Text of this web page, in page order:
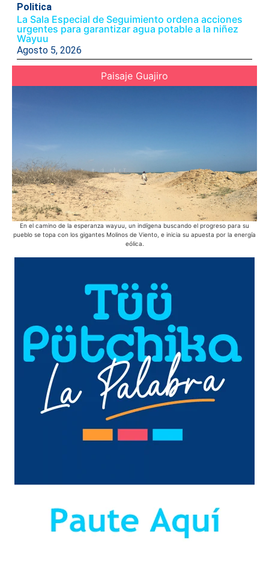
Politica
La Sala Especial de Seguimiento ordena acciones
urgentes para garantizar agua potable a la niñez
Wayuu
Agosto 5, 2026
Paisaje Guajiro
En el camino de la esperanza wayuu, un indígena buscando el progreso para su
pueblo se topa con los gigantes Molinos de Viento, e inicia su apuesta por la energía
eólica.